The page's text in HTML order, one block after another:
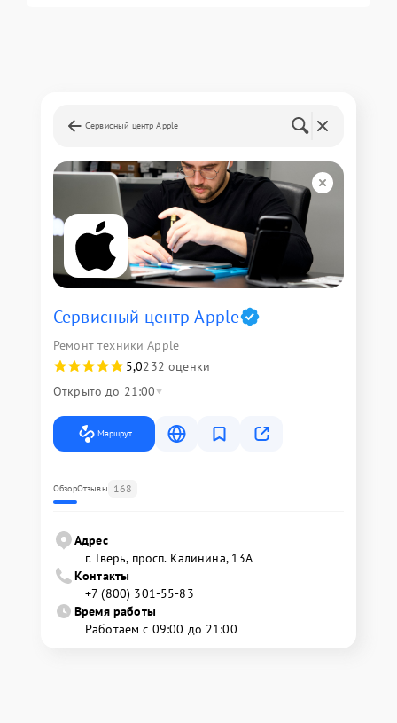
Сервисный центр Apple
Сервисный центр Apple
Ремонт техники Apple
5,0232 оценки
Открыто до 21:00
Маршрут
ОбзорОтзывы 168
Адрес
г. Тверь, просп. Калинина, 13А
Контакты
+7 (800) 301-55-83
Время работы
Работаем с 09:00 до 21:00